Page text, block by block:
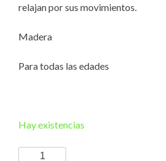
relajan por sus movimientos.
Madera
Para todas las edades
Hay existencias
MOVIL